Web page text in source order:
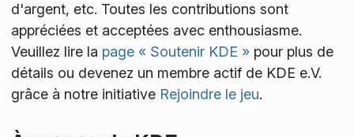
d'argent, etc. Toutes les contributions sont
appréciées et acceptées avec enthousiasme.
Veuillez lire la page « Soutenir KDE »pour plus de
détails ou devenez un membre actif de KDE e.V.
grâce à notre initiative Rejoindre le jeu.